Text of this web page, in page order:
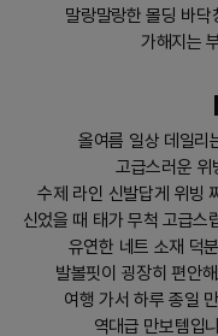
말랑말랑한 몰딩 바닥
가해지는
올여름 일상 데일리
고급스러운 위
수제 라인 신발답게 위빙
신었을 때 태가 무척 고급스
유연한 네트 소재 덕
발볼핏이 굉장히 편안
여행 가서 하루 종일
역대급 만보템입